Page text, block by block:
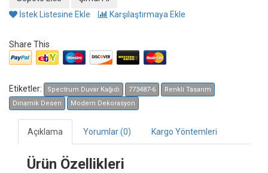
İstek Listesine Ekle Karşılaştırmaya Ekle
Share This
Etiketler: Spectrum Duvar Kağıdı 773487-6
Renkli Tasarım
Dinamik Desen
Modern Dekorasyon
Açıklama Yorumlar (0) Kargo Yöntemleri
Ürün Özellikleri